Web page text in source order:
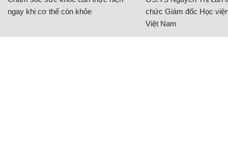
ngay khi cơ thể còn khỏe
chức Giám đốc Học
Việt Nam